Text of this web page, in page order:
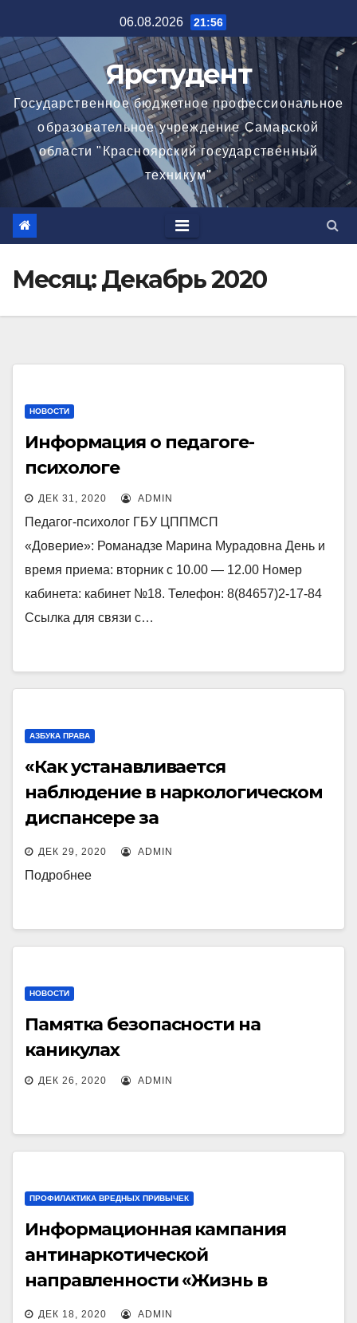
к
содержимому
06.08.2026 21:56
Ярстудент
Государственное бюджетное профессиональное
образовательное учреждение Самарской
области "Красноярский государственный
техникум"
Месяц:Декабрь 2020
НОВОСТИ
Информация о педагоге-
психологе
ДЕК 31, 2020 ADMIN
Педагог-психолог ГБУ ЦППМСП
«Доверие»: Романадзе Марина Мурадовна День и
время приема: вторник с 10.00 — 12.00 Номер
кабинета: кабинет №18. Телефон: 8(84657)2-17-84
Ссылка для связи с…
АЗБУКА ПРАВА
«Как устанавливается
наблюдение в наркологическом
диспансере за
наркопотребителями?»
ДЕК 29, 2020 ADMIN
Подробнее
НОВОСТИ
Памятка безопасности на
каникулах
ДЕК 26, 2020 ADMIN
ПРОФИЛАКТИКА ВРЕДНЫХ ПРИВЫЧЕК
Информационная кампания
антинаркотической
направленности «Жизнь в
рассрочку» в ГБПОУ СО
ДЕК 18, 2020 ADMIN